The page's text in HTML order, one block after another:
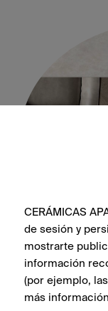
Chevron Oak
CERÁMICAS
de sesión y
mostrarte
información
(por ejemplo,
más